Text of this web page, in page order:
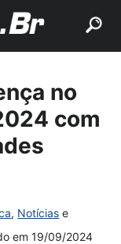
no
com
, Notícias e
em19/09/2024